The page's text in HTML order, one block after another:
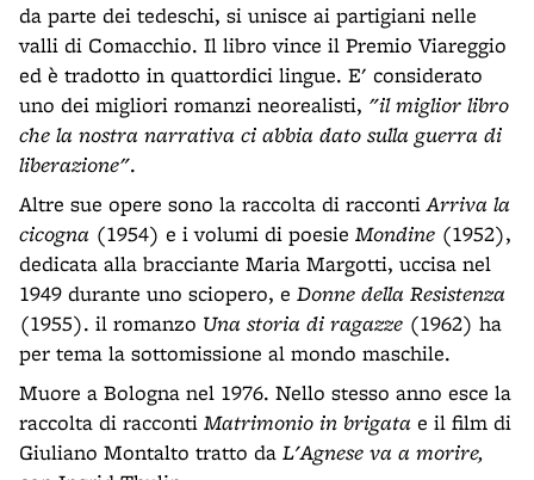
da parte dei tedeschi, si unisce ai partigiani nelle
valli di Comacchio. Il libro vince il Premio Viareggio
ed è tradotto in quattordici lingue. E' considerato
uno dei migliori romanzi neorealisti, "il miglior libro
che la nostra narrativa ci abbia dato sulla guerra di
liberazione".
Altre sue opere sono la raccolta di raccontiArriva la
cicogna (1954) e i volumi di poesie Mondine (1952),
dedicata alla bracciante Maria Margotti, uccisa nel
1949 durante uno sciopero, e Donne della Resistenza
(1955). il romanzo Una storia di ragazze (1962) ha
per tema la sottomissione al mondo maschile.
Muore a Bologna nel 1976. Nello stesso anno esce la
raccolta di racconti Matrimonio in brigata e il film di
Giuliano Montalto tratto da L'Agnese va a morire,